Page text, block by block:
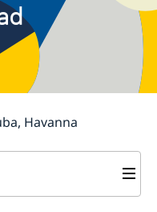
Havanna